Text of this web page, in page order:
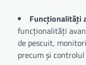
Funcționalități
funcționalități
de pescuit,
precum și